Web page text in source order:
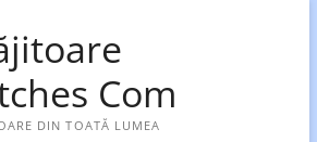
Com
DIN TOATĂ LUMEA